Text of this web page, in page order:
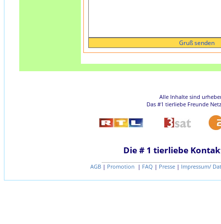
Alle Inhalte sind
Das #1 tierliebe Freunde
Die # 1 tierliebe
AGB | Promotion | FAQ | Presse | Impressum/